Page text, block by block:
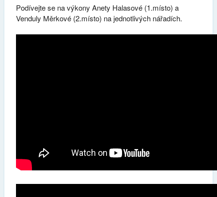
Podívejte se na výkony Anety Halasové (1.místo) a
Venduly Měrkové (2.místo) na jednotlivých nářadích.